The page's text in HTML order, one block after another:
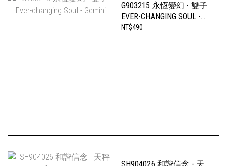
G903215 永恆變幻 - 雙子
EVER-CHANGING SOUL -
GEMINI
NT$490